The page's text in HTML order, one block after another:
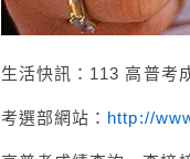
生活快訊：113 高普考
考選部網站： http://